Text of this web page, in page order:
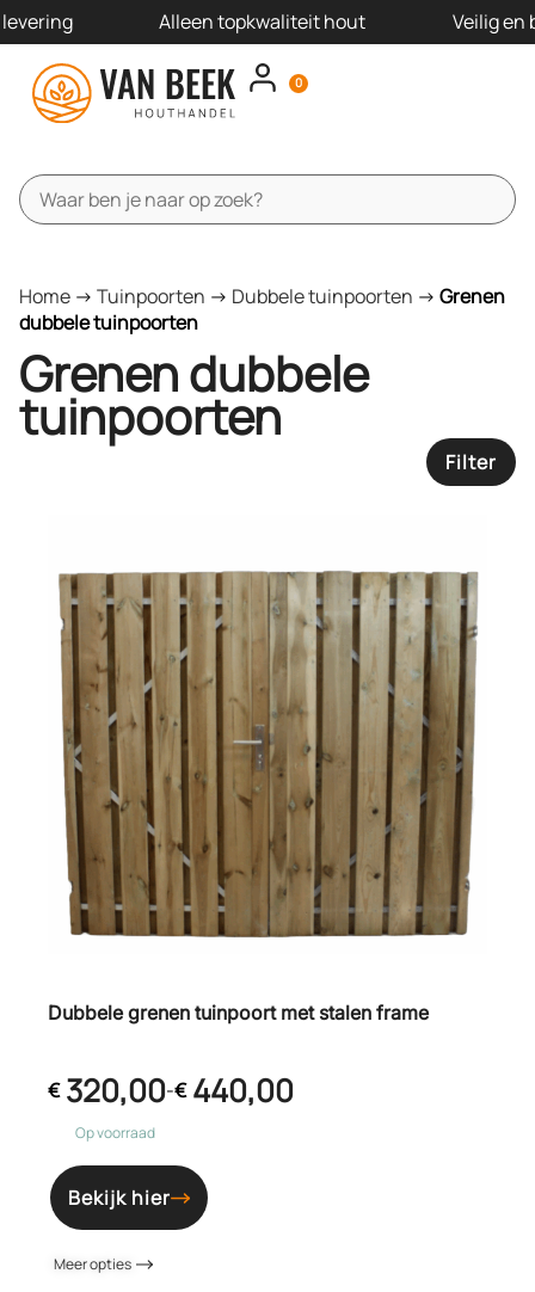
Alleen topkwaliteit hout Veilig en
0
Home -> Tuinpoorten -> Dubbele tuinpoorten -> Grenen
dubbele tuinpoorten
Grenen dubbele
tuinpoorten
Filter
Dubbele grenen tuinpoort met stalen frame
€320,00-€440,00
Op voorraad
Bekijk hier
Meer opties